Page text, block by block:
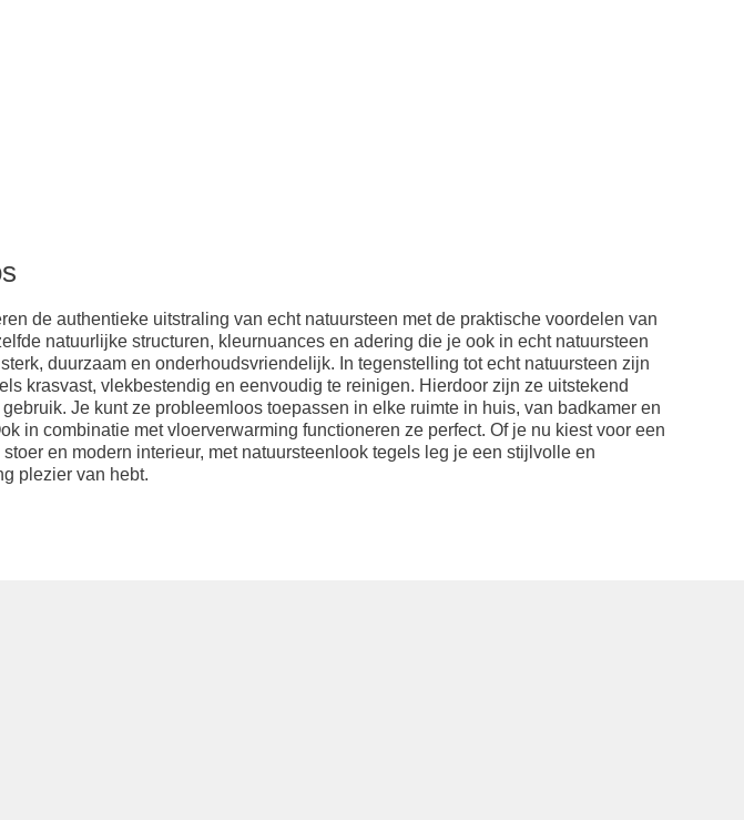
de authentieke uitstraling van echt natuursteen met de praktische voordelen van
natuurlijke structuren, kleurnuances en adering die je ook in echt natuursteen
duurzaam en onderhoudsvriendelijk. In tegenstelling tot echt natuursteen zijn
krasvast, vlekbestendig en eenvoudig te reinigen. Hierdoor zijn ze uitstekend
Je kunt ze probleemloos toepassen in elke ruimte in huis, van badkamer en
in combinatie met vloerverwarming functioneren ze perfect. Of je nu kiest voor een
en modern interieur, met natuursteenlook tegels leg je een stijlvolle en
plezier van hebt.